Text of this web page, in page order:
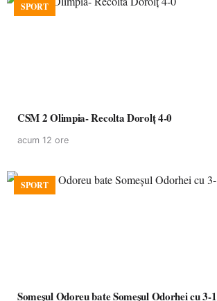
SPORT
CSM 2 Olimpia- Recolta Dorolț 4-0
acum 12 ore
SPORT
Someșul Odoreu bate Someșul Odorhei cu 3-1